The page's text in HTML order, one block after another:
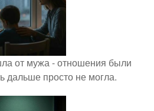
от мужа - отношения были
дальше просто не могла.